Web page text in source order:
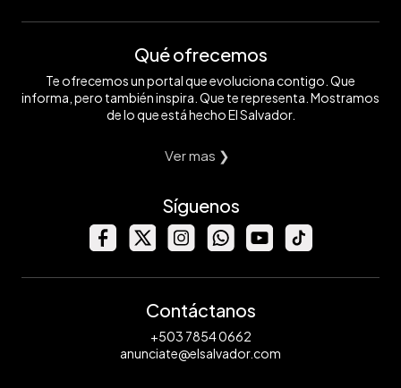
Qué ofrecemos
Te ofrecemos un portal que evoluciona contigo. Que
informa, pero también inspira. Que te representa. Mostramos
de lo que está hecho El Salvador.
Ver mas ❯
Síguenos
Contáctanos
+503 7854 0662
anunciate@elsalvador.com